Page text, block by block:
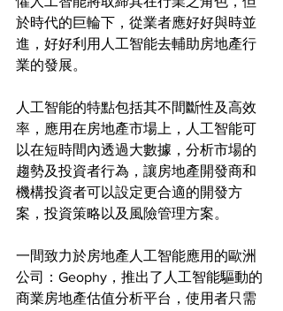
於時代的巨輪下，從業者應好好與時並
進，好好利用人工智能去輔助房地產行
業的發展。
人工智能的特點包括其不間斷性及高效
率，應用在房地產市場上，人工智能可
以在短時間內透過大數據，分析市場的
趨勢及投資者行為，讓房地產開發商和
機構投資者可以設定更合適的開發方
案，投資策略以及風險管理方案。
一間致力於房地產人工智能應用的歐洲
公司：Geophy，推出了人工智能驅動的
商業房地產估值分析平台，使用者只需